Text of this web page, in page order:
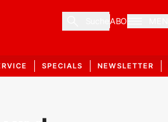
ABO
SPECIALS NEWSLETTER